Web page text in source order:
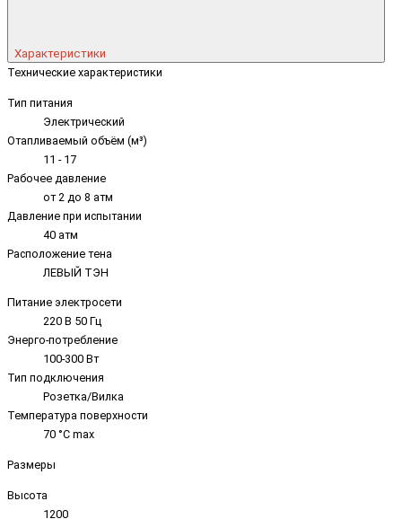
Характеристики
Технические характеристики
Тип питания
Электрический
Отапливаемый объём (м³)
11 - 17
Рабочее давление
от 2 до 8 атм
Давление при испытании
40 атм
Расположение тена
ЛЕВЫЙ ТЭН
Питание электросети
220 В 50 Гц
Энерго-потребление
100-300 Вт
Тип подключения
Розетка/Вилка
Температура поверхности
70 °C max
Размеры
Высота
1200